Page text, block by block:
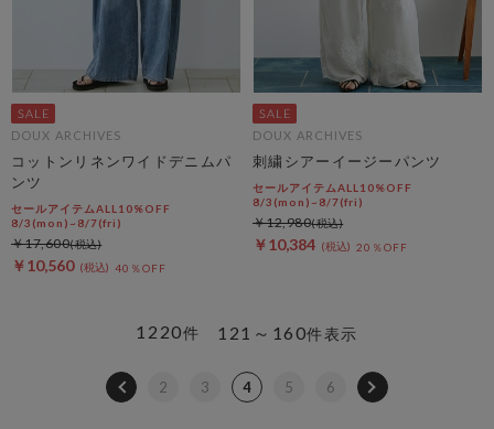
DOUX ARCHIVES
コットンリネンワイドデニムパ
ンツ
セールアイテムALL10%OFF
8/3(mon)~8/7(fri)
￥10,560 40％OFF
￥17,600
DOUX ARCHIVES
刺繍シアーイージーパンツ
セールアイテムALL10%OFF
8/3(mon)~8/7(fri)
￥10,384 20％OFF
￥12,980
121～160件表示
1220件
2 3 4 5 6